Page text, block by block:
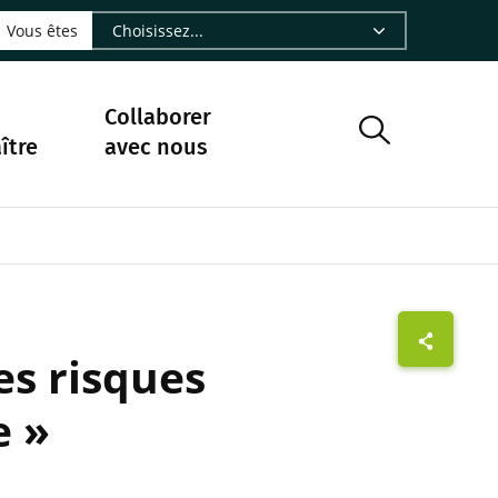
- CIRAD
Facebook - CIRAD
sur Instagram - CIRAD
sur Youtube - CIRAD
suivre sur Bluesky - CIRAD
Nourrir le vivant, le podcast du Cirad - CIRAD
Nous contacter par courriel - CIRAD
la page Flux RSS - CIRAD
Vous êtes
Collaborer
avec nous
risques
»